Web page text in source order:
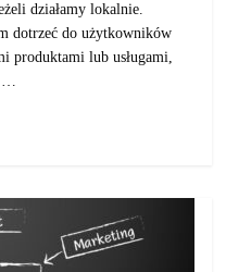
działamy lokalnie.
dotrzeć do użytkowników
produktami lub usługami,
…